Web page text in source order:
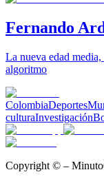
Fernando
La nueva edad
algoritmo
ColombiaDeportes
culturaInvestigación
Copyright © –